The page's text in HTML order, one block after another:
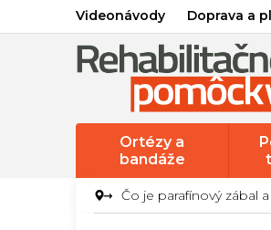
Videonávody Doprava a
Ortézy a
bandáže
Čo je parafínový zábal